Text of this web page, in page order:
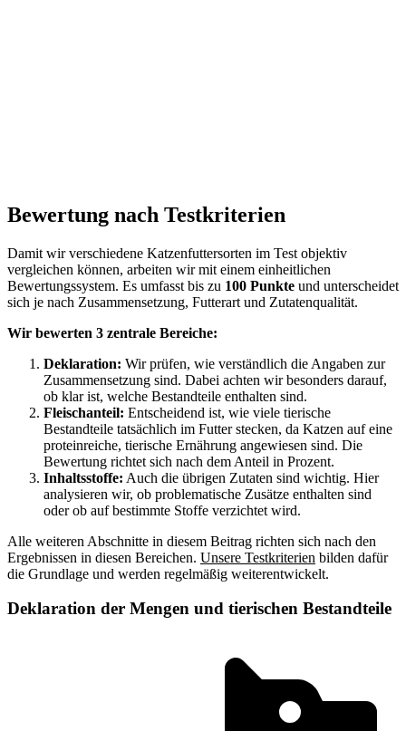
Bewertung nach Testkriterien
Damit wir verschiedene Katzenfuttersorten im Test objektiv
vergleichen können, arbeiten wir mit einem einheitlichen
Bewertungssystem. Es umfasst bis zu 100 Punkte und unterscheidet
sich je nach Zusammensetzung, Futterart und Zutatenqualität.
Wir bewerten 3 zentrale Bereiche:
Deklaration: Wir prüfen, wie verständlich die Angaben zur
Zusammensetzung sind. Dabei achten wir besonders darauf,
ob klar ist, welche Bestandteile enthalten sind.
Fleischanteil: Entscheidend ist, wie viele tierische
Bestandteile tatsächlich im Futter stecken, da Katzen auf eine
proteinreiche, tierische Ernährung angewiesen sind. Die
Bewertung richtet sich nach dem Anteil in Prozent.
Inhaltsstoffe: Auch die übrigen Zutaten sind wichtig. Hier
analysieren wir, ob problematische Zusätze enthalten sind
oder ob auf bestimmte Stoffe verzichtet wird.
Alle weiteren Abschnitte in diesem Beitrag richten sich nach den
Ergebnissen in diesen Bereichen. Unsere Testkriterien bilden dafür
die Grundlage und werden regelmäßig weiterentwickelt.
Deklaration der Mengen und tierischen Bestandteile